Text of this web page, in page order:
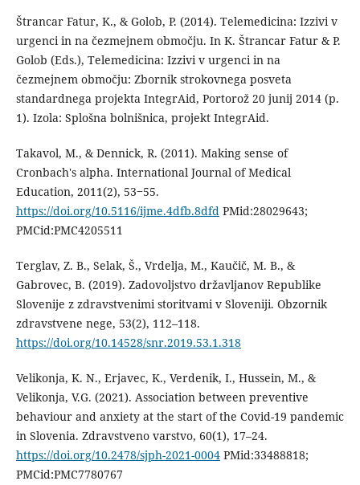
Štrancar Fatur, K., & Golob, P. (2014). Telemedicina: Izzivi v
urgenci in na čezmejnem območju. In K. Štrancar Fatur & P.
Golob (Eds.), Telemedicina: Izzivi v urgenci in na
čezmejnem območju: Zbornik strokovnega posveta
standardnega projekta IntegrAid, Portorož 20 junij 2014 (p.
1). Izola: Splošna bolnišnica, projekt IntegrAid.
Takavol, M., & Dennick, R. (2011). Making sense of
Cronbach's alpha. International Journal of Medical
Education, 2011(2), 53‒55.
https://doi.org/10.5116/ijme.4dfb.8dfdPMid:28029643;
PMCid:PMC4205511
Terglav, Z. B., Selak, Š., Vrdelja, M., Kaučič, M. B., &
Gabrovec, B. (2019). Zadovoljstvo državljanov Republike
Slovenije z zdravstvenimi storitvami v Sloveniji. Obzornik
zdravstvene nege, 53(2), 112–118.
https://doi.org/10.14528/snr.2019.53.1.318
Velikonja, K. N., Erjavec, K., Verdenik, I., Hussein, M., &
Velikonja, V.G. (2021). Association between preventive
behaviour and anxiety at the start of the Covid-19 pandemic
in Slovenia. Zdravstveno varstvo, 60(1), 17–24.
https://doi.org/10.2478/sjph-2021-0004PMid:33488818;
PMCid:PMC7780767